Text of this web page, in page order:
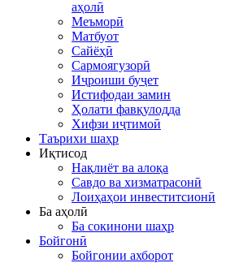
аҳолӣ
Меъморӣ
Матбуот
Сайёҳӣ
Сармоягузорӣ
Иҷроиши буҷет
Истифодаи замин
Ҳолати фавқулодда
Хифзи иҷтимоӣ
Таърихи шаҳр
Иқтисод
Нақлиёт ва алоқа
Савдо ва хизматрасонӣ
Лоиҳаҳои инвеститсионӣ
Ба аҳолӣ
Ба сокинони шаҳр
Бойгонӣ
Бойгонии ахборот